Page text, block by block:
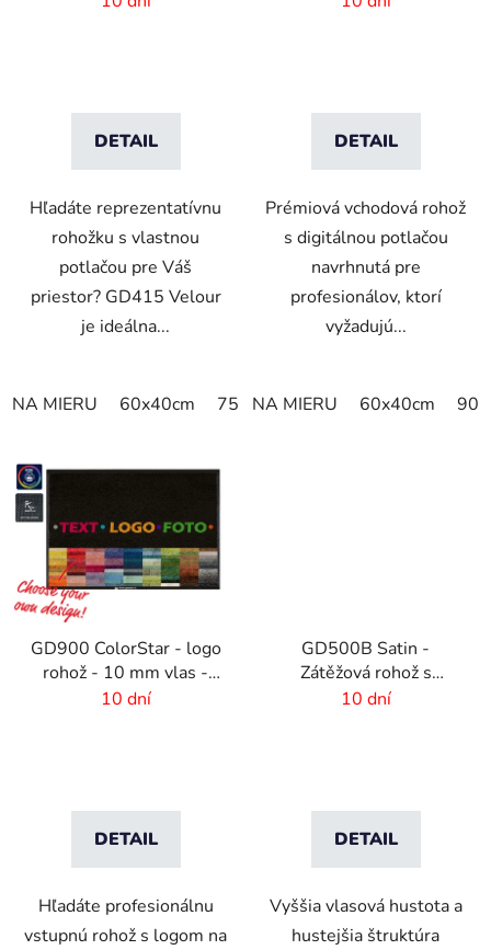
DETAIL
Hľadáte reprezentatívnu
rohožku s vlastnou
potlačou pre Váš
priestor? GD415 Velour
je ideálna...
NA MIERU 60x40cm 75x50cm 75x60cm 85x60cm
DETAIL
Prémiová vchodová rohož
s digitálnou potlačou
navrhnutá pre
profesionálov, ktorí
vyžadujú...
NA MIERU 60x40cm
GD900 ColorStar - logo
rohož - 10 mm vlas -
rozmer na mieru
10 dní
DETAIL
Hľadáte profesionálnu
vstupnú rohož s logom na
GD500B Satin -
Zátěžová rohož s
digitálnou potlačou a
10 dní
DETAIL
Vyššia vlasová hustota a
hustejšia štruktúra